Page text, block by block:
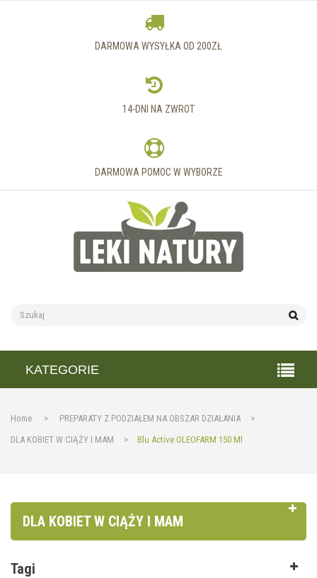
DARMOWA WYSYŁKA OD 200ZŁ
14-DNI NA ZWROT
DARMOWA POMOC W WYBORZE
KATEGORIE
Home > PREPARATY Z PODZIAŁEM NA OBSZAR DZIAŁANIA
>
DLA KOBIET W CIĄŻY I MAM
> Blu Active OLEOFARM 150 Ml
DLA KOBIET W CIĄŻY I MAM
Tagi